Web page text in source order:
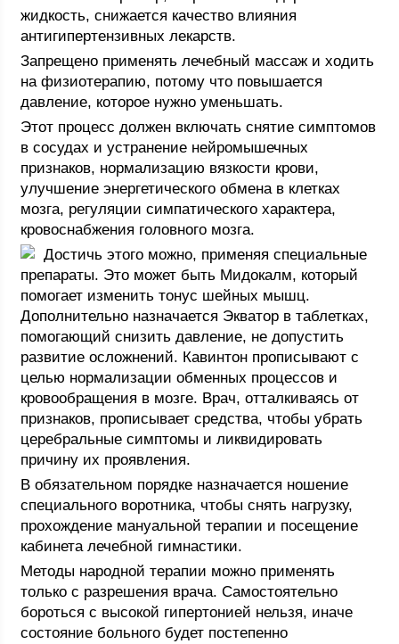
жидкость, снижается качество влияния
антигипертензивных лекарств.
Запрещено применять лечебный массаж и ходить
на физиотерапию, потому что повышается
давление, которое нужно уменьшать.
Этот процесс должен включать снятие симптомов
в сосудах и устранение нейромышечных
признаков, нормализацию вязкости крови,
улучшение энергетического обмена в клетках
мозга, регуляции симпатического характера,
кровоснабжения головного мозга.
Достичь этого можно, применяя специальные
препараты. Это может быть Мидокалм, который
помогает изменить тонус шейных мышц.
Дополнительно назначается Экватор в таблетках,
помогающий снизить давление, не допустить
развитие осложнений. Кавинтон прописывают с
целью нормализации обменных процессов и
кровообращения в мозге. Врач, отталкиваясь от
признаков, прописывает средства, чтобы убрать
церебральные симптомы и ликвидировать
причину их проявления.
В обязательном порядке назначается ношение
специального воротника, чтобы снять нагрузку,
прохождение мануальной терапии и посещение
кабинета лечебной гимнастики.
Методы народной терапии можно применять
только с разрешения врача. Самостоятельно
бороться с высокой гипертонией нельзя, иначе
состояние больного будет постепенно